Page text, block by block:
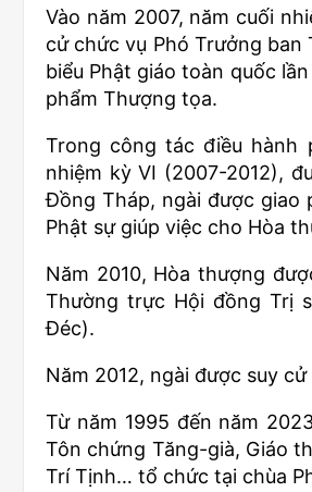
Vào năm 2007, năm cuối
cử chức vụ Phó Trưởng ban
biểu Phật giáo toàn quốc
phẩm Thượng tọa.
Trong công tác điều hành
nhiệm kỳ VI (2007-2012),
Đồng Tháp, ngài được giao
Phật sự giúp việc cho Hòa
Năm 2010, Hòa thượng
Thường trực Hội đồng Trị
Đéc).
Năm 2012, ngài được suy
Từ năm 1995 đến năm
Tôn chứng Tăng-già, Giáo
Trí Tịnh… tổ chức tại chùa